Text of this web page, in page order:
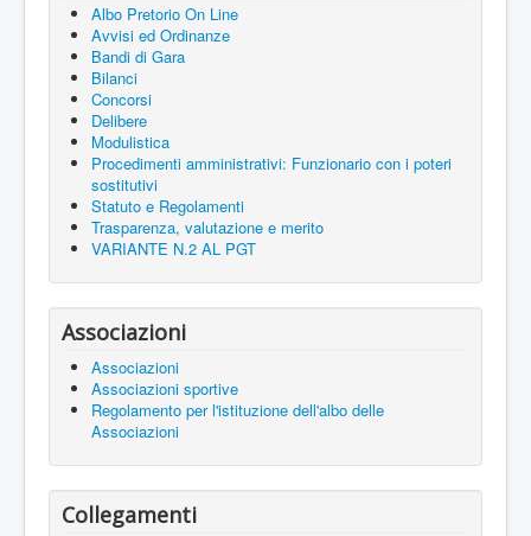
Albo Pretorio On Line
Avvisi ed Ordinanze
Bandi di Gara
Bilanci
Concorsi
Delibere
Modulistica
Procedimenti amministrativi: Funzionario con i poteri
sostitutivi
Statuto e Regolamenti
Trasparenza, valutazione e merito
VARIANTE N.2 AL PGT
Associazioni
Associazioni
Associazioni sportive
Regolamento per l'istituzione dell'albo delle
Associazioni
Collegamenti